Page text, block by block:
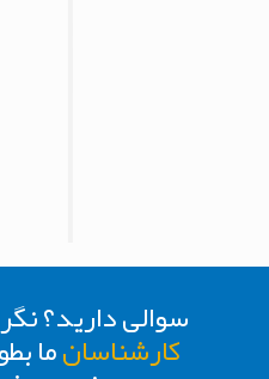
سوالی دارید؟
کارشناسانما